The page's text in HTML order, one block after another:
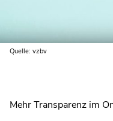
Quelle: vzbv
Mehr Transparenz im